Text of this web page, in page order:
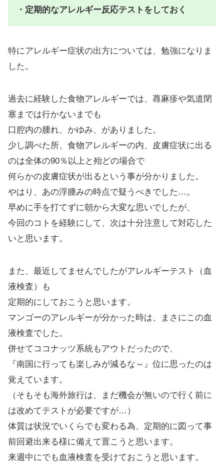
・定期的なアレルギー反応テストをしておく
特にアレルギー症状の出方については、勉強になりま
した。
過去に経験した食物アレルギーでは、蕁麻疹や気道閉
塞までは行かないまでも
口腔内の腫れ、かゆみ、がありました。
少し調べた所、食物アレルギーの内、皮膚症状に出る
のは全体の90％以上と殆どの場合で
何らかの皮膚症状が出るという事が分かりました。
やはり、あの浮腫みの時点で疑うべきでした…。
早めに手を打てずに朝から大変な思いでしたが、
今回のコトを経験にして、次は十分注意して対応した
いと思います。
また、最近してませんでしたがアレルギーテスト（血
液検査）も
定期的にしておこうと思います。
マンゴーのアレルギーが分かった時は、まさにこの血
液検査でした。
併せてココナッツ系統もアウトだったので、
『南国に行っても楽しみが減るな～』位に思ったのは
覚えています。
（そもそも海外旅行は、まだ機会が無いので行く前に
は改めてテストが必要ですが…）
体質は状況でいくらでも変わる為、定期的に図って事
前回避出来る様に備えて置こうと思います。
来週中にでも血液検査を受けておこうと思います。